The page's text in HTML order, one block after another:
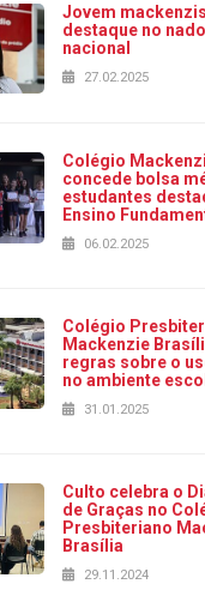
Jovem
destaque no
nacional
27.02.2025
Colégio
concede bolsa
estudantes
Ensino
06.02.2025
Colégio
Mackenzie
regras sobre o
no ambiente
31.01.2025
Culto celebra o
de Graças no
Presbiteriano
Brasília
29.11.2024